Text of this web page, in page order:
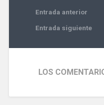
Entrada anterior
Entrada siguiente
LOS